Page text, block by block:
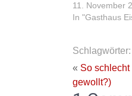
11. November
In "Gasthaus
Schlagwörter:
« So
gewollt?)